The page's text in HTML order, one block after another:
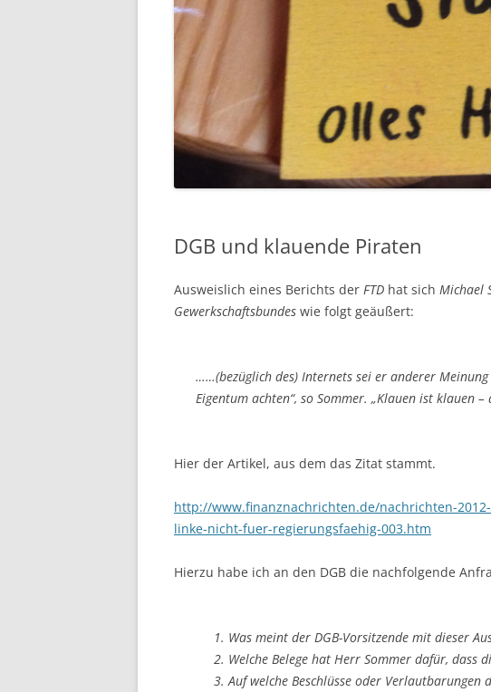
DGB und klauende Piraten
Ausweislich eines Berichts der FTD hat sich Michael
Gewerkschaftsbundes wie folgt geäußert:
……(bezüglich des) Internets sei er anderer
Eigentum achten“, so Sommer. „Klauen ist klauen –
Hier der Artikel, aus dem das Zitat stammt.
http://www.finanznachrichten.de/nachrichten-
linke-nicht-fuer-regierungsfaehig-003.htm
Hierzu habe ich an den DGB die nachfolgende
Was meint der DGB-Vorsitzende mit dieser
Welche Belege hat Herr Sommer dafür, dass
Auf welche Beschlüsse oder